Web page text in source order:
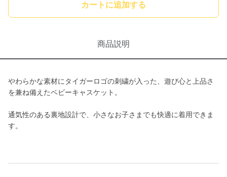
カートに追加する
商品説明
やわらかな素材にタイガーロゴの刺繍が入った、遊び心と上品さ
を兼ね備えたベビーキャスケット。
通気性のある裏地設計で、小さなお子さまでも快適に着用できま
す。